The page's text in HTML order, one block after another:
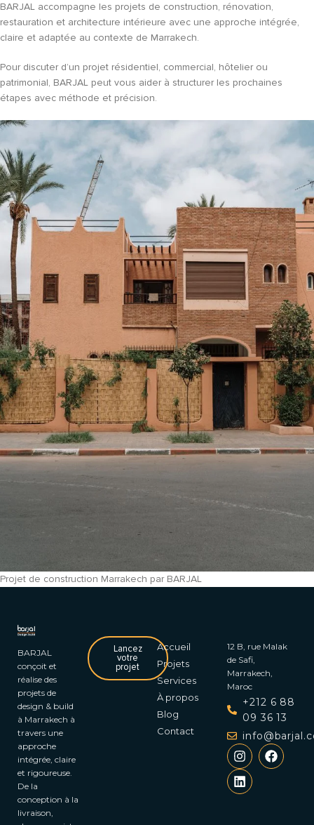
BARJAL accompagne les projets de construction, rénovation,
restauration et architecture intérieure avec une approche intégrée,
claire et adaptée au contexte de Marrakech.
Pour discuter d’un projet résidentiel, commercial, hôtelier ou
patrimonial, BARJAL peut vous aider à structurer les prochaines
étapes avec méthode et précision.
Projet de construction Marrakech par BARJAL
BARJAL
conçoit et
réalise des
projets de
design & build
à Marrakech à
travers une
approche
intégrée, claire
et rigoureuse.
De la
conception à la
livraison,
Lancez
votre
projet
Accueil
Projets
Services
À propos
Blog
Contact
12 B, rue Malak
de Safi,
Marrakech,
Maroc
+212 6 88
09 36 13